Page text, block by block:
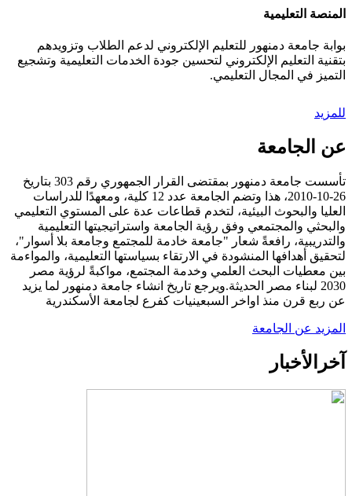
المنصة التعليمية
بوابة جامعة دمنهور للتعليم الإلكتروني لدعم الطلاب وتزويدهم
بتقنية التعليم الإلكتروني لتحسين جودة الخدمات التعليمية وتشجيع
التميز في المجال التعليمي.
للمزيد
عن الجامعة
تأسست جامعة دمنهور بمقتضى القرار الجمهوري رقم 303 بتاريخ
26-10-2010، هذا وتضم الجامعة عدد 12 كلية، ومعهدًا للدراسات
العليا والبحوث البيئية، لتخدم قطاعات عدة على المستوي التعليمي
والبحثي والمجتمعي وفق رؤية الجامعة واستراتيجيتها التعليمية
والتدريبية، رافعةً شعار "جامعة خادمة للمجتمع وجامعة بلا أسوار"،
لتحقيق أهدافها المنشودة في الارتقاء بسياستها التعليمية، والمواءمة
بين معطيات البحث العلمي وخدمة المجتمع، مواكبةً لرؤية مصر
2030 لبناء مصر الحديثة.ويرجع تاريخ انشاء جامعة دمنهور لما يزيد
عن ربع قرن منذ اواخر السبعينيات كفرع لجامعة الأسكندرية
المزيد عن الجامعة
آخر الأخبار